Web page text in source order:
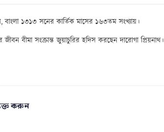
, বাংলা ১৩১৩ সনের কার্তিক মাসের ১৬৩তম সংখ্যায়।
বীমা সংক্রান্ত জুয়াচুরির হদিস করছেন দারোগা প্রিয়নাথ।
করুন